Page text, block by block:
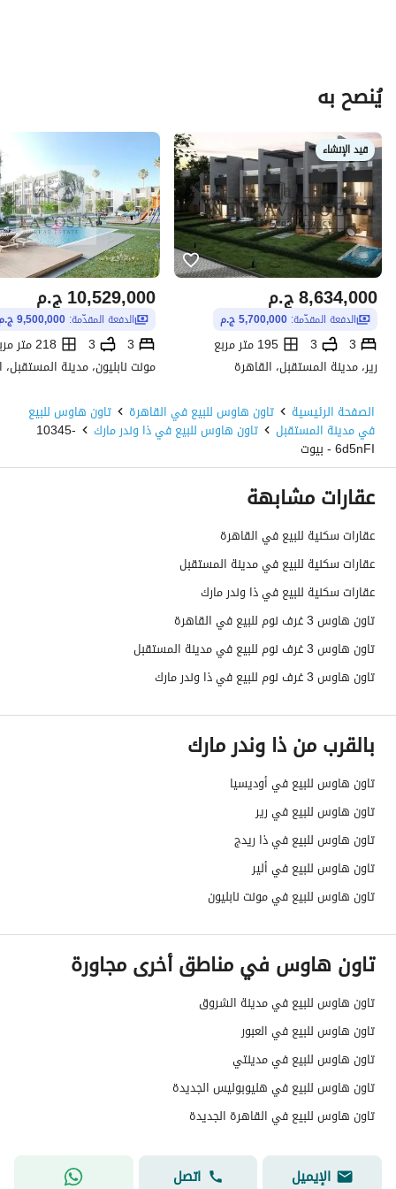
لمزيد من المعلومات تواصل معنا علي :
يُنصح به
قيد الإنشاء
ج.م8,634,000
الدفعة المقدّمة: 5,700,000 ج.م
3
3
195 متر مربع
رير، مدينة المستقبل، القاهرة
ج.م10,529,000
الدفعة المقدّمة: 9,500,000 ج.م
3
3
218 متر مربع
مونت نابليون، مدينة المستقبل،
الصفحة الرئيسية
تاون هاوس للبيع في القاهرة تاون هاوس للبيع
في مدينة المستقبل تاون هاوس للبيع في ذا وندر مارك 10345-
6d5nFI - بيوت
عقارات مشابهة
عقارات سكنية للبيع في القاهرة
عقارات سكنية للبيع في مدينة المستقبل
عقارات سكنية للبيع في ذا وندر مارك
تاون هاوس 3 غرف نوم للبيع في القاهرة
تاون هاوس 3 غرف نوم للبيع في مدينة المستقبل
تاون هاوس 3 غرف نوم للبيع في ذا وندر مارك
بالقرب من ذا وندر مارك
تاون هاوس للبيع في أوديسيا
تاون هاوس للبيع في رير
تاون هاوس للبيع في ذا ريدج
تاون هاوس للبيع في ألير
تاون هاوس للبيع في مونت نابليون
تاون هاوس في مناطق أخرى مجاورة
تاون هاوس للبيع في مدينة الشروق
تاون هاوس للبيع في العبور
تاون هاوس للبيع في مدينتي
تاون هاوس للبيع في هليوبوليس الجديدة
تاون هاوس للبيع في القاهرة الجديدة
الإيميل اتصل